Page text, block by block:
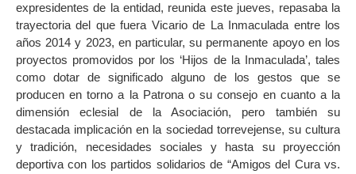
expresidentes de la entidad, reunida este jueves, repasaba la
trayectoria del que fuera Vicario de La Inmaculada entre los
años 2014 y 2023, en particular, su permanente apoyo en los
proyectos promovidos por los ‘Hijos de la Inmaculada’, tales
como dotar de significado alguno de los gestos que se
producen en torno a la Patrona o su consejo en cuanto a la
dimensión eclesial de la Asociación, pero también su
destacada implicación en la sociedad torrevejense, su cultura
y tradición, necesidades sociales y hasta su proyección
deportiva con los partidos solidarios de “Amigos del Cura vs.